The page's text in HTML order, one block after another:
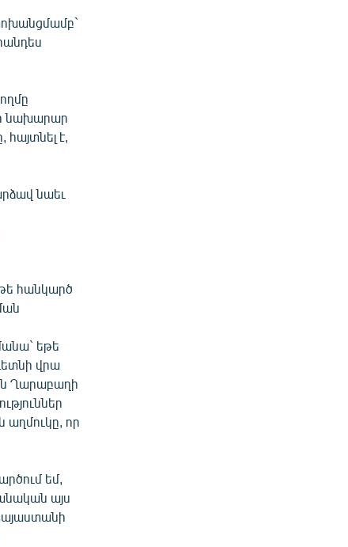
նախարար
է,
նաեւ
հանկարծ
եթե
վրա
Ղարաբաղի
աղմուկը, որ
եմ,
այս